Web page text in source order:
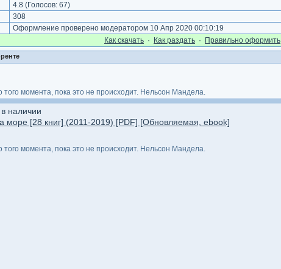
4.8 (Голосов: 67)
308
Оформление проверено модератором 10 Апр 2020 00:10:19
Как cкачать · Как раздать · Правильно оформить
момента, пока это не происходит. Нельсон Мандела.
наличии
море [28 книг] (2011-2019) [PDF] [Обновляемая, ebook]
момента, пока это не происходит. Нельсон Мандела.